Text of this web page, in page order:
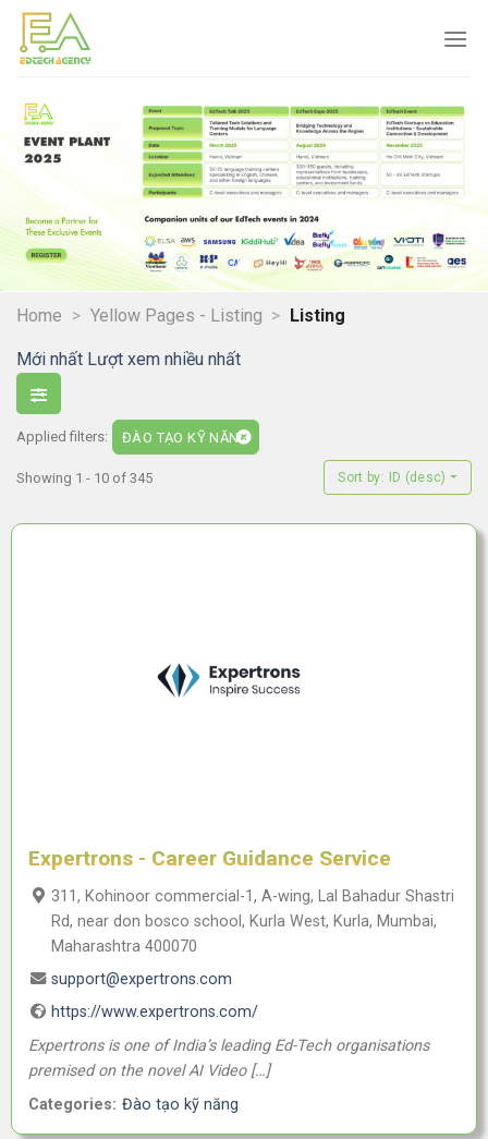
Skip
content
Home > Yellow Pages - Listing > Listing
Mới nhất Lượt xem nhiều nhất
Applied filters: ĐÀO TẠO KỸ NĂNG
Showing 1 - 10 of 345 Sort by: ID (desc)
Expertrons - Career Guidance Service
311, Kohinoor commercial-1, A-wing, Lal Bahadur Shastri
Rd, near don bosco school, Kurla West, Kurla, Mumbai,
Maharashtra 400070
support@expertrons.com
https://www.expertrons.com/
Expertrons is one of India’s leading Ed-Tech organisations
premised on the novel AI Video […]
Categories: Đào tạo kỹ năng